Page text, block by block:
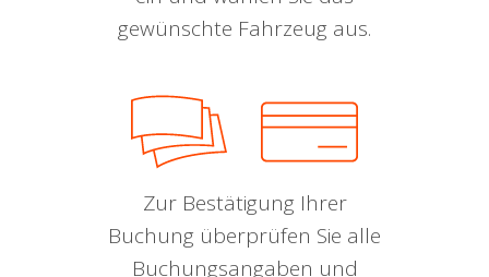
gewünschte Fahrzeug aus.
Zur Bestätigung Ihrer
Buchung überprüfen Sie alle
Buchungsangaben und